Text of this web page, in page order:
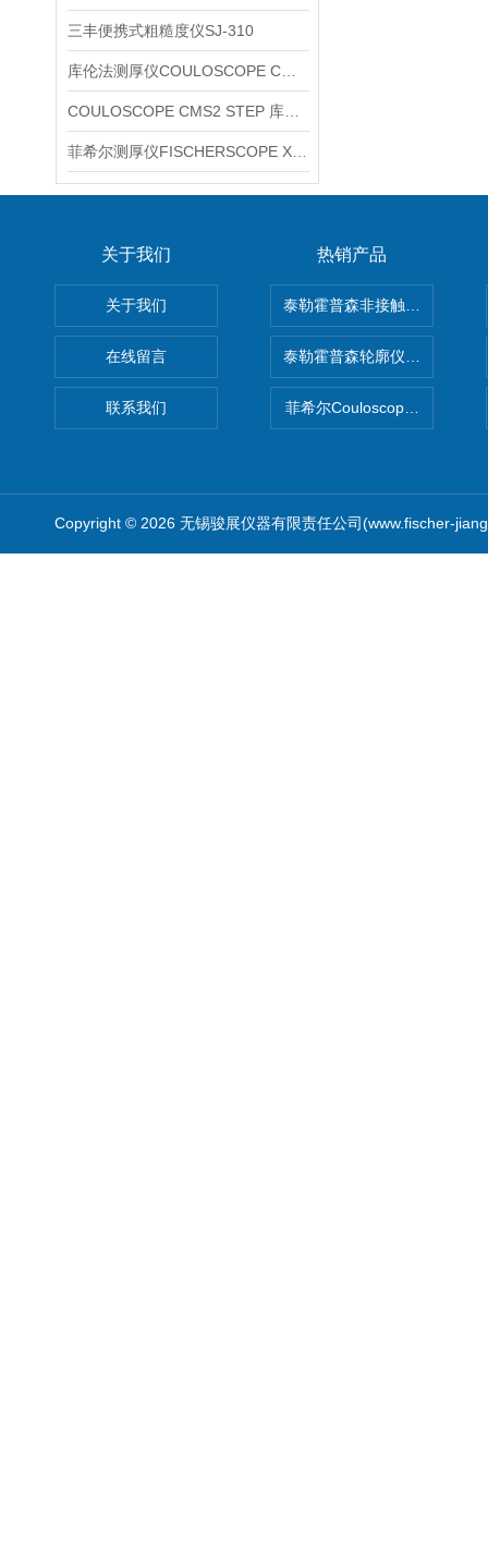
三丰便携式粗糙度仪SJ-310
关于我们
关于我们
在线留言
联系我们
热销产品
泰勒霍普森非接触式轮廓仪
泰勒霍普森轮廓仪|TAYLOR
菲希尔Couloscope CMS2电
Copyright © 2026 无锡骏展仪器有限责任公司(www.fischer-